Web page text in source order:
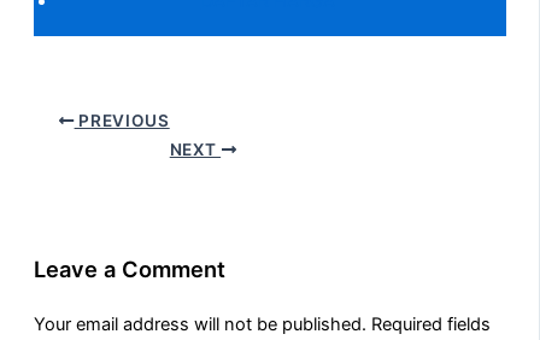
PREVIOUS
NEXT
Leave a Comment
Your email address will not be published. Required fields